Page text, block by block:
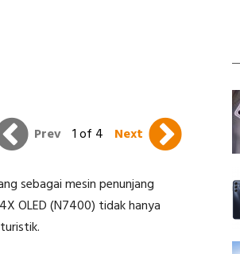
Prev 1 of 4 Next
sebagai mesin penunjang
OLED (N7400) tidak hanya